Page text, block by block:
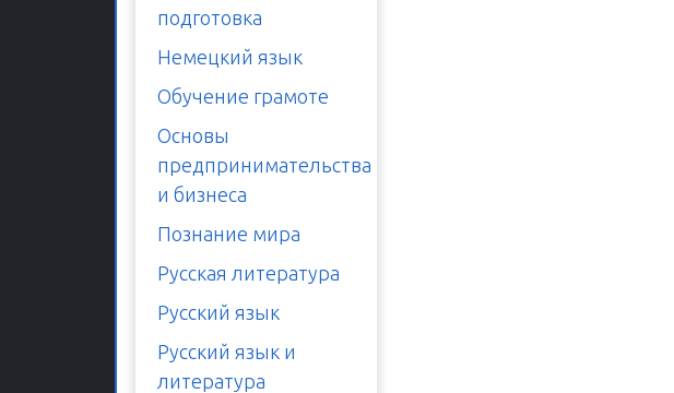
подготовка
Немецкий язык
Обучение грамоте
Основы
предпринимательства
и бизнеса
Познание мира
Русская литература
Русский язык
Русский язык и
литература